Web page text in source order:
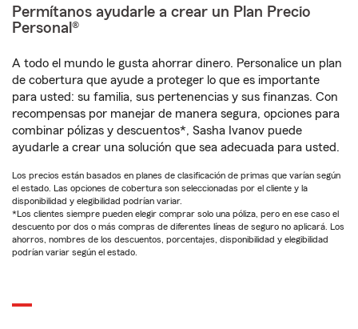
Permítanos ayudarle a crear un Plan Precio
Personal®
A todo el mundo le gusta ahorrar dinero. Personalice un plan
de cobertura que ayude a proteger lo que es importante
para usted: su familia, sus pertenencias y sus finanzas. Con
recompensas por manejar de manera segura, opciones para
combinar pólizas y descuentos*, Sasha Ivanov puede
ayudarle a crear una solución que sea adecuada para usted.
Los precios están basados en planes de clasificación de primas que varían según
el estado. Las opciones de cobertura son seleccionadas por el cliente y la
disponibilidad y elegibilidad podrían variar.
*Los clientes siempre pueden elegir comprar solo una póliza, pero en ese caso el
descuento por dos o más compras de diferentes líneas de seguro no aplicará. Los
ahorros, nombres de los descuentos, porcentajes, disponibilidad y elegibilidad
podrían variar según el estado.